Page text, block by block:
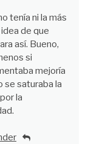
tenía ni la más
de que
así. Bueno,
si
mejoría
se saturaba la
la